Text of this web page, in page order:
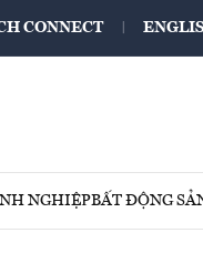
CONNECT
NGHIỆPBẤT ĐỘNG